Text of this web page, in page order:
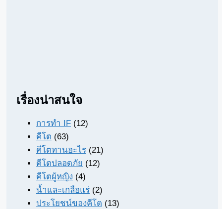
เรื่องน่าสนใจ
การทำ IF (12)
คีโต (63)
คีโตทานอะไร (21)
คีโตปลอดภัย (12)
คีโตผู้หญิง (4)
น้ำและเกลือแร่ (2)
ประโยชน์ของคีโต (13)